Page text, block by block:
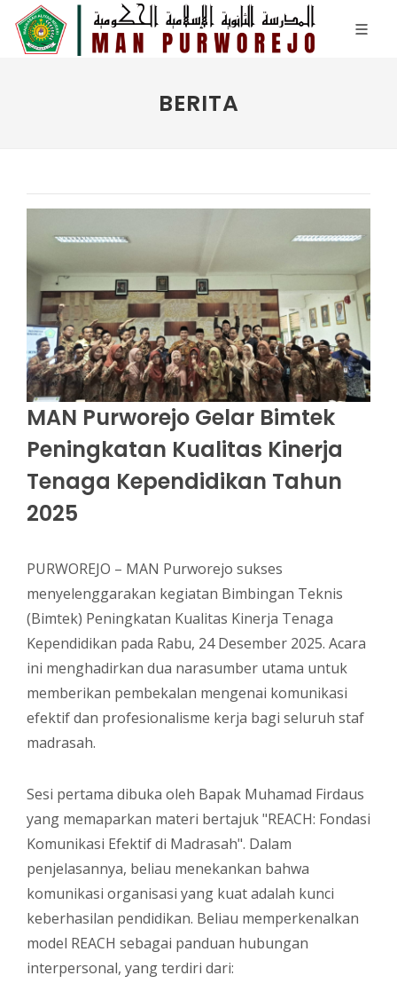
BERITA
MAN Purworejo Gelar Bimtek
Peningkatan Kualitas Kinerja
Tenaga Kependidikan Tahun
2025
PURWOREJO – MAN Purworejo sukses
menyelenggarakan kegiatan Bimbingan Teknis
(Bimtek) Peningkatan Kualitas Kinerja Tenaga
Kependidikan pada Rabu, 24 Desember 2025. Acara
ini menghadirkan dua narasumber utama untuk
memberikan pembekalan mengenai komunikasi
efektif dan profesionalisme kerja bagi seluruh staf
madrasah.
Sesi pertama dibuka oleh Bapak Muhamad Firdaus
yang memaparkan materi bertajuk "REACH: Fondasi
Komunikasi Efektif di Madrasah". Dalam
penjelasannya, beliau menekankan bahwa
komunikasi organisasi yang kuat adalah kunci
keberhasilan pendidikan. Beliau memperkenalkan
model REACH sebagai panduan hubungan
interpersonal, yang terdiri dari: